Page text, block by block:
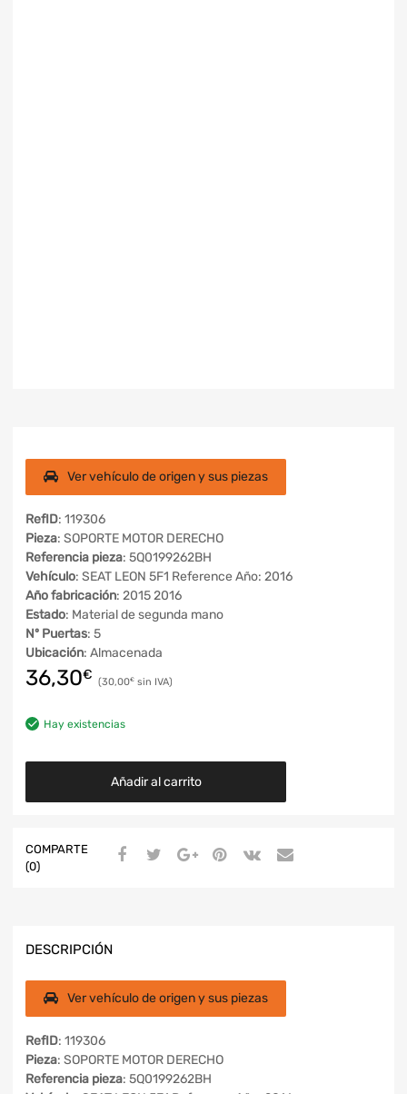
Ver vehículo de origen y sus piezas
RefID: 119306
Pieza: SOPORTE MOTOR DERECHO
Referencia pieza: 5Q0199262BH
Vehículo: SEAT LEON 5F1 Reference Año: 2016
Año fabricación: 2015 2016
Estado: Material de segunda mano
Nº Puertas: 5
Ubicación: Almacenada
36,30€ 30,00€
Hay existencias
Añadir al carrito
COMPARTE
(0)
DESCRIPCIÓN
Ver vehículo de origen y sus piezas
RefID: 119306
Pieza: SOPORTE MOTOR DERECHO
Referencia pieza: 5Q0199262BH